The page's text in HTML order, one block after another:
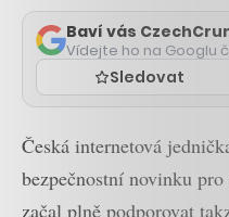
Baví vás
Vídejte ho na Googlu
Sledovat
Česká internetová
bezpečnostní novinku
začal plně podporovat